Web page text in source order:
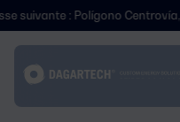
: Polígono Centrovía,